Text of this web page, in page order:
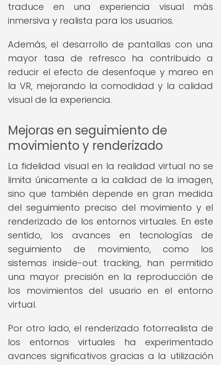
traduce en una experiencia visual más
inmersiva y realista para los usuarios.
Además, el desarrollo de pantallas con una
mayor tasa de refresco ha contribuido a
reducir el efecto de desenfoque y mareo en
la VR, mejorando la comodidad y la calidad
visual de la experiencia.
Mejoras en seguimiento de
movimiento y renderizado
La fidelidad visual en la realidad virtual no se
limita únicamente a la calidad de la imagen,
sino que también depende en gran medida
del seguimiento preciso del movimiento y el
renderizado de los entornos virtuales. En este
sentido, los avances en tecnologías de
seguimiento de movimiento, como los
sistemas inside-out tracking, han permitido
una mayor precisión en la reproducción de
los movimientos del usuario en el entorno
virtual.
Por otro lado, el renderizado fotorrealista de
los entornos virtuales ha experimentado
avances significativos gracias a la utilización